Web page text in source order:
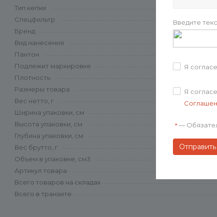
Тип кепки
Спецфильтр
Бренд
Вид нанесения
Пантон
Подлежит маркировке
Плотность
Размеры товара
Вес нетто, г
Ширина упаковки, см
Высота упаковки, см
Глубина упаковки, см
Вес брутто, г
Объем в упаковке, см3
Артикул товара
Всего товаров на складах
Всего в транзите
Введите
Я
Я
* —